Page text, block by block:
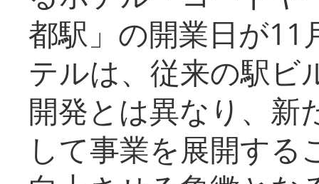
都駅」の開業日が11
テルは、従来の駅ビ
開発とは異なり、新
して事業を展開する